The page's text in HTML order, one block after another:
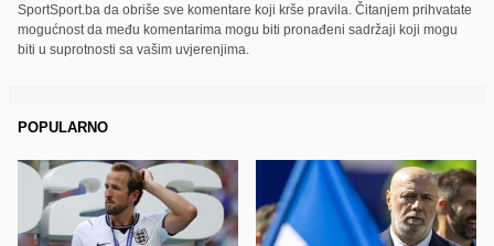
SportSport.ba da obriše sve komentare koji krše pravila. Čitanjem prihvatate
mogućnost da među komentarima mogu biti pronađeni sadržaji koji mogu
biti u suprotnosti sa vašim uvjerenjima.
POPULARNO